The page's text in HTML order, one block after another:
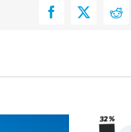
Facebook
X